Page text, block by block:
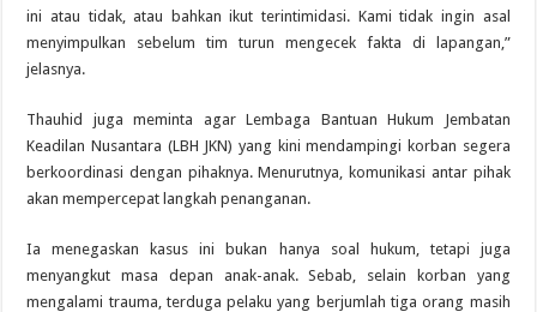
ini atau tidak, atau bahkan ikut terintimidasi. Kami tidak ingin asal
menyimpulkan sebelum tim turun mengecek fakta di lapangan,”
jelasnya.
Thauhid juga meminta agar Lembaga Bantuan Hukum Jembatan
Keadilan Nusantara (LBH JKN) yang kini mendampingi korban segera
berkoordinasi dengan pihaknya. Menurutnya, komunikasi antar pihak
akan mempercepat langkah penanganan.
Ia menegaskan kasus ini bukan hanya soal hukum, tetapi juga
menyangkut masa depan anak-anak. Sebab, selain korban yang
mengalami trauma, terduga pelaku yang berjumlah tiga orang masih